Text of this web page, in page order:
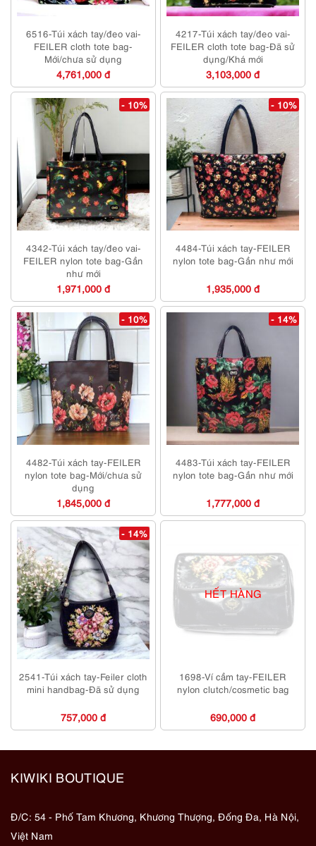
6516-Túi xách tay/đeo vai-
FEILER cloth tote bag-
Mới/chưa sử dụng
4,761,000 đ
4217-Túi xách tay/đeo vai-
FEILER cloth tote bag-Đã sử
dụng/Khá mới
3,103,000 đ
- 10%
4342-Túi xách tay/đeo vai-
FEILER nylon tote bag-Gần
như mới
1,971,000 đ
- 10%
4484-Túi xách tay-FEILER
nylon tote bag-Gần như mới
1,935,000 đ
- 10%
4482-Túi xách tay-FEILER
nylon tote bag-Mới/chưa sử
dụng
1,845,000 đ
- 14%
4483-Túi xách tay-FEILER
nylon tote bag-Gần như mới
1,777,000 đ
- 14%
2541-Túi xách tay-Feiler cloth
mini handbag-Đã sử dụng
757,000 đ
HẾT HÀNG
1698-Ví cầm tay-FEILER
nylon clutch/cosmetic bag
690,000 đ
KIWIKI BOUTIQUE
Đ/C: 54 - Phố Tam Khương, Khương Thượng, Đống Đa, Hà Nội,
Việt Nam